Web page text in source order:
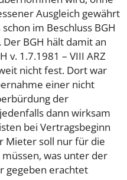
Ausgleich gewährt
im Beschluss BGH
Der BGH hält damit an
v. 1.7.1981 – VIII ARZ
nicht fest. Dort war
einer nicht
der
dann wirksam
bei Vertragsbeginn
Mieter soll nur für die
was unter der
gegeben erachtet